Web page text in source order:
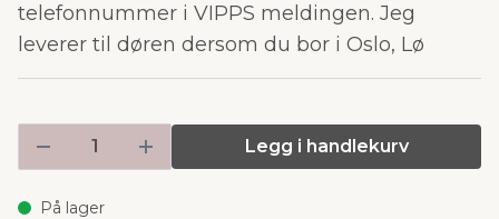
telefonnummer i VIPPS meldingen. Jeg
leverer til døren dersom du bor i Oslo, Lø
Legg i handlekurv
På lager